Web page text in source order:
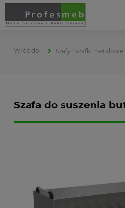
Szafy i szafki metalowe
Szafa do suszenia